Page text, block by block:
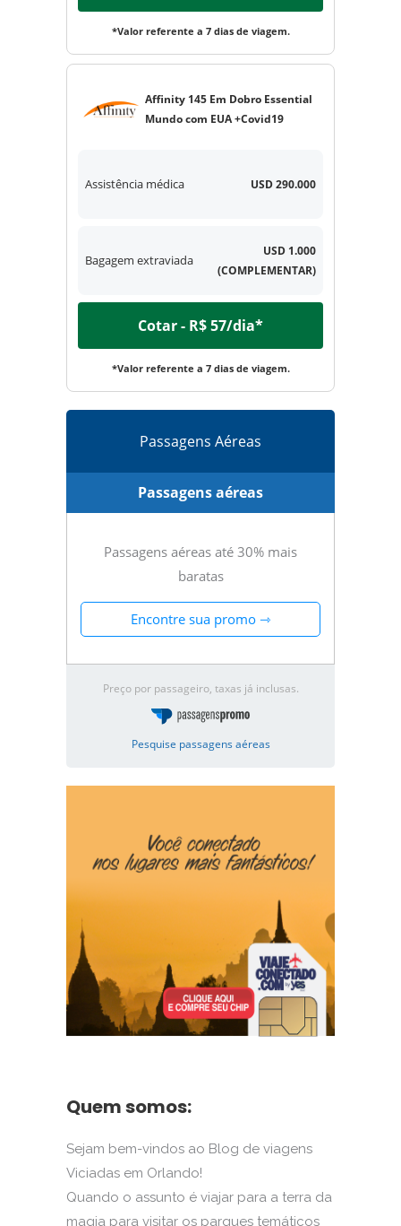
*Valor referente a 7 dias de viagem.
Affinity 145 Em Dobro Essential
Mundo com EUA +Covid19
Assistência médica USD 290.000
Bagagem extraviada
USD 1.000
(COMPLEMENTAR)
Cotar - R$ 57/dia*
*Valor referente a 7 dias de viagem.
Passagens Aéreas
Passagens aéreas
Passagens aéreas até 30% mais
baratas
Encontre sua promo ⇾
Preço por passageiro, taxas já inclusas.
Pesquise passagens aéreas
Quem somos:
Sejam bem-vindos ao Blog de viagens
Viciadas em Orlando!
Quando o assunto é viajar para a terra da
magia para visitar os parques temáticos